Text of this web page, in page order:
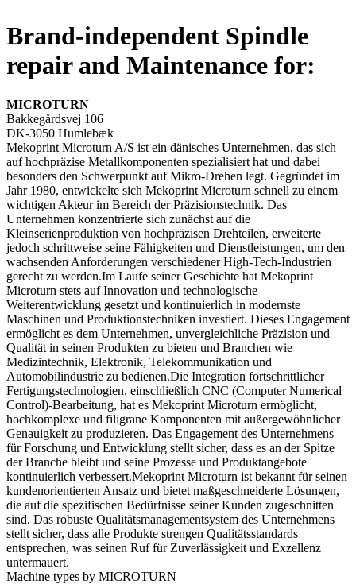
Brand-independent Spindle
repair and Maintenance for:
MICROTURN
Bakkegårdsvej 106
DK-3050 Humlebæk
Mekoprint Microturn A/S ist ein dänisches Unternehmen, das sich
auf hochpräzise Metallkomponenten spezialisiert hat und dabei
besonders den Schwerpunkt auf Mikro-Drehen legt. Gegründet im
Jahr 1980, entwickelte sich Mekoprint Microturn schnell zu einem
wichtigen Akteur im Bereich der Präzisionstechnik. Das
Unternehmen konzentrierte sich zunächst auf die
Kleinserienproduktion von hochpräzisen Drehteilen, erweiterte
jedoch schrittweise seine Fähigkeiten und Dienstleistungen, um den
wachsenden Anforderungen verschiedener High-Tech-Industrien
gerecht zu werden.Im Laufe seiner Geschichte hat Mekoprint
Microturn stets auf Innovation und technologische
Weiterentwicklung gesetzt und kontinuierlich in modernste
Maschinen und Produktionstechniken investiert. Dieses Engagement
ermöglicht es dem Unternehmen, unvergleichliche Präzision und
Qualität in seinen Produkten zu bieten und Branchen wie
Medizintechnik, Elektronik, Telekommunikation und
Automobilindustrie zu bedienen.Die Integration fortschrittlicher
Fertigungstechnologien, einschließlich CNC (Computer Numerical
Control)-Bearbeitung, hat es Mekoprint Microturn ermöglicht,
hochkomplexe und filigrane Komponenten mit außergewöhnlicher
Genauigkeit zu produzieren. Das Engagement des Unternehmens
für Forschung und Entwicklung stellt sicher, dass es an der Spitze
der Branche bleibt und seine Prozesse und Produktangebote
kontinuierlich verbessert.Mekoprint Microturn ist bekannt für seinen
kundenorientierten Ansatz und bietet maßgeschneiderte Lösungen,
die auf die spezifischen Bedürfnisse seiner Kunden zugeschnitten
sind. Das robuste Qualitätsmanagementsystem des Unternehmens
stellt sicher, dass alle Produkte strengen Qualitätsstandards
entsprechen, was seinen Ruf für Zuverlässigkeit und Exzellenz
untermauert.
Machine types by MICROTURN